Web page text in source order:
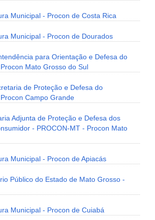
Municipal - Procon de Costa Rica
Municipal - Procon de Dourados
para Orientação e Defesa do
Mato Grosso do Sul
de Proteção e Defesa do
Campo Grande
Adjunta de Proteção e Defesa dos
- PROCON-MT - Procon Mato
Municipal - Procon de Apiacás
Público do Estado de Mato Grosso -
Municipal - Procon de Cuiabá